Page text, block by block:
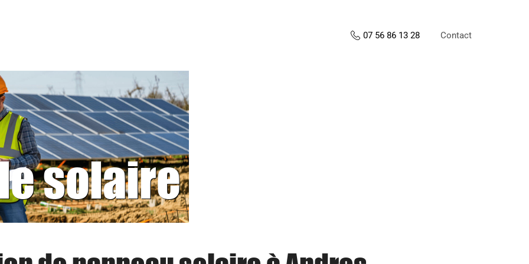
07 56 86 13 28 Contact
solaire